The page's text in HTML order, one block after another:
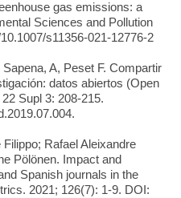
gas emissions: a
Sciences and Pollution
s11356-021-12776-2
A, Peset F. Compartir
datos abiertos (Open
Supl 3: 208-215.
Rafael Aleixandre
Pölönen. Impact and
Spanish journals in the
2021; 126(7): 1-9. DOI: